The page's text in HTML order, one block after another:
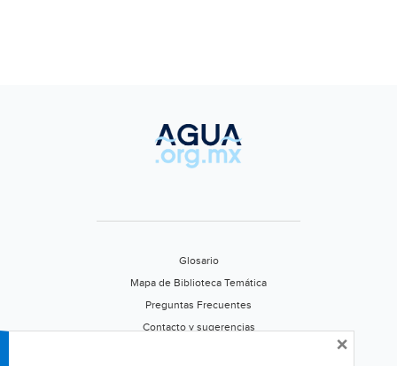
Glosario
Mapa de Biblioteca Temática
Preguntas Frecuentes
Contacto y sugerencias
×